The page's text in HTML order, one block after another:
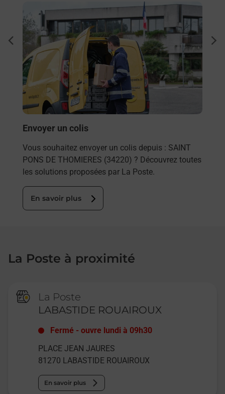
En savoir plus
Envoyer un colis
Vous souhaitez envoyer un colis depuis : SAINT
PONS DE THOMIERES (34220) ? Découvrez toutes
les solutions proposées par La Poste.
En savoir plus
La Poste à proximité
La Poste
LABASTIDE ROUAIROUX
Fermé -ouvre lundi à 09h30
PLACE JEAN JAURES
81270 LABASTIDE ROUAIROUX
En savoir plus